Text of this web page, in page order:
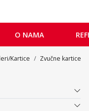
O NAMA
Kartice Zvučne kartice